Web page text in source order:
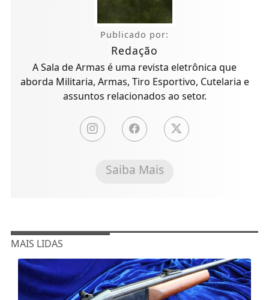
Publicado por:
Redação
A Sala de Armas é uma revista eletrônica que
aborda Militaria, Armas, Tiro Esportivo, Cutelaria e
assuntos relacionados ao setor.
Saiba Mais
MAIS LIDAS